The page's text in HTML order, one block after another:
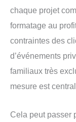
chaque projet
formatage au
contraintes des
d’événements
familiaux très
mesure est
Cela peut passer